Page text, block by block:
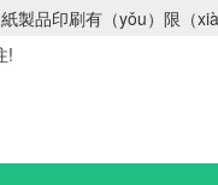
製品印刷有（yǒu）限（
!